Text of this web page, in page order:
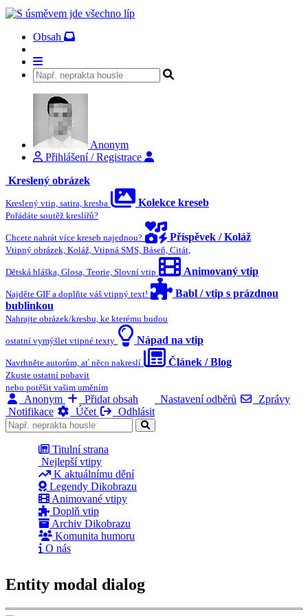
Obsah
Anonym
Přihlášení / Registrace
Kreslený obrázek
Kreslený vtip, satira, kresba Kolekce kreseb
Pořádáte soutěž kreslířů?
Chcete nahrát více kreseb najednou? Příspěvek / Koláž
Vtipný obrázek, Koláž, Vtipná SMS, Báseň, Citát,
Dětská hláška, Glosa, Teorie, Slovní vtip Animovaný vtip
Najděte GIF a doplňte váš vtipný text!
Babl / vtip s prázdnou
bublinkou
Nahrajte obrázek/kresbu, ke kterému budou
ostatní vymýšlet vtipné texty Nápad na vtip
Navrhněte autorům, ať něco nakreslí Článek / Blog
Zkuste ostatní pobavit
nebo potěšit vašim uměním
Anonym Přidat obsah Nastavení odběrů
Zprávy
Notifikace
Účet Odhlásit
Titulní strana
Nejlepší vtipy
K aktuálnímu dění
Legendy Dikobrazu
Animované vtipy
Doplň vtip
Archiv Dikobrazu
Komunita humoru
O nás
Entity modal dialog